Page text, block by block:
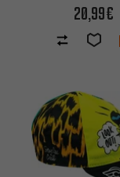
20,99€